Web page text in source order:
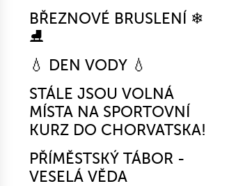
BŘEZNOVÉ BRUSLENÍ ❄
⛸
💧 DEN VODY 💧
STÁLE JSOU VOLNÁ
MÍSTA NA SPORTOVNÍ
KURZ DO CHORVATSKA!
PŘÍMĚSTSKÝ TÁBOR -
VESELÁ VĚDA